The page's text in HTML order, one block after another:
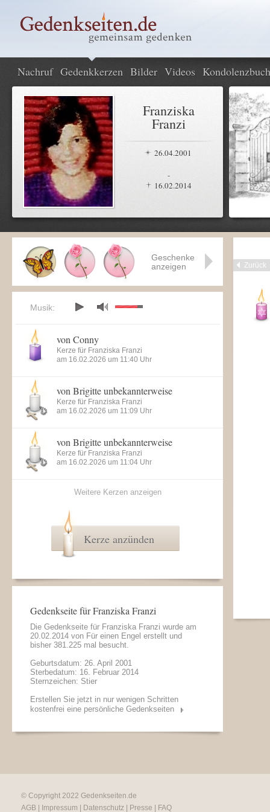
Nachruf Gedenkkerzen Bilder Videos Kondolenzbuch
Franziska
Franzi
26.04.2001
-
16.02.2014
Zurück
Geschenke
anzeigen
Musik:
von Conny
Kerze für Franziska Franzi
am 16.02.2026 um 11:40 Uhr
von Brigitte unbekannterweise
Kerze für Franziska Franzi
am 16.02.2026 um 11:09 Uhr
von Brigitte unbekannterweise
Kerze für Franziska Franzi
am 16.02.2026 um 11:04 Uhr
Weitere Kerzen anzeigen
Kerze anzünden
Gedenkseite für Franziska Franzi
Die Gedenkseite für Franziska Franzi wurde am
20.02.2014 von Für einen Engel erstellt und
bisher 381.225 mal besucht.
Geburtsdatum: 26. April 2001
Sterbedatum: 16. Februar 2014
Sternzeichen: Stier
Erstellen Sie jetzt in nur wenigen Schritten
kostenfrei eine persönliche Gedenkseiten
© Copyright 2022 Gedenkseiten.de
AGB
Impressum Datenschutz Presse
FAQ